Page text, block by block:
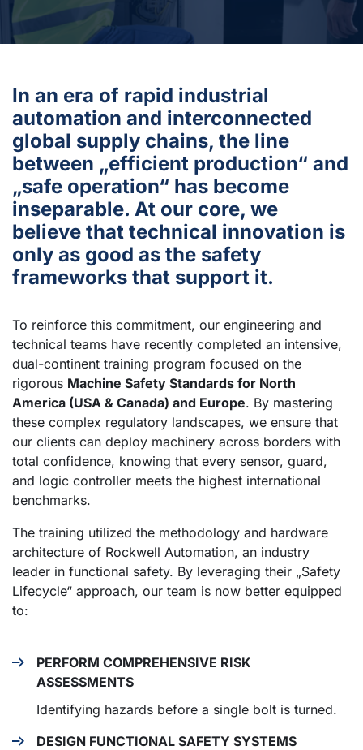
In an era of rapid industrial
automation and interconnected
global supply chains, the line
between „efficient production“ and
„safe operation“ has become
inseparable. At our core, we
believe that technical innovation is
only as good as the safety
frameworks that support it.
To reinforce this commitment, our engineering and
technical teams have recently completed an intensive,
dual-continent training program focused on the
rigorous Machine Safety Standards for North
America (USA & Canada) and Europe. By mastering
these complex regulatory landscapes, we ensure that
our clients can deploy machinery across borders with
total confidence, knowing that every sensor, guard,
and logic controller meets the highest international
benchmarks.
The training utilized the methodology and hardware
architecture of Rockwell Automation, an industry
leader in functional safety. By leveraging their „Safety
Lifecycle“ approach, our team is now better equipped
to:
PERFORM COMPREHENSIVE RISK
ASSESSMENTS
Identifying hazards before a single bolt is turned.
DESIGN FUNCTIONAL SAFETY SYSTEMS